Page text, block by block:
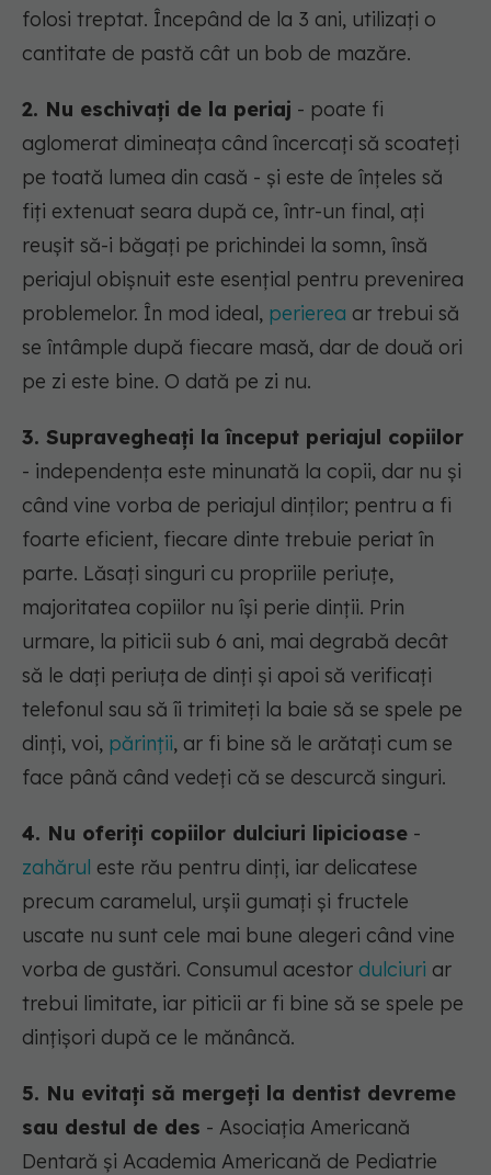
folosi treptat. Începând de la 3 ani, utilizați o
cantitate de pastă cât un bob de mazăre.
2. Nu eschivați de la periaj - poate fi
aglomerat dimineața când încercați să scoateți
pe toată lumea din casă - și este de înțeles să
fiți extenuat seara după ce, într-un final, ați
reușit să-i băgați pe prichindei la somn, însă
periajul obișnuit este esențial pentru prevenirea
problemelor. În mod ideal, perierea ar trebui să
se întâmple după fiecare masă, dar de două ori
pe zi este bine. O dată pe zi nu.
3. Supravegheați la început periajul copiilor
- independența este minunată la copii, dar nu și
când vine vorba de periajul dinților; pentru a fi
foarte eficient, fiecare dinte trebuie periat în
parte. Lăsați singuri cu propriile periuțe,
majoritatea copiilor nu își perie dinții. Prin
urmare, la piticii sub 6 ani, mai degrabă decât
să le dați periuța de dinți și apoi să verificați
telefonul sau să îi trimiteți la baie să se spele pe
dinți, voi, părinții, ar fi bine să le arătați cum se
face până când vedeți că se descurcă singuri.
4. Nu oferiți copiilor dulciuri lipicioase -
zahărul este rău pentru dinți, iar delicatese
precum caramelul, urșii gumați și fructele
uscate nu sunt cele mai bune alegeri când vine
vorba de gustări. Consumul acestor dulciuri ar
trebui limitate, iar piticii ar fi bine să se spele pe
dințișori după ce le mănâncă.
5. Nu evitați să mergeți la dentist devreme
sau destul de des - Asociația Americană
Dentară și Academia Americană de Pediatrie